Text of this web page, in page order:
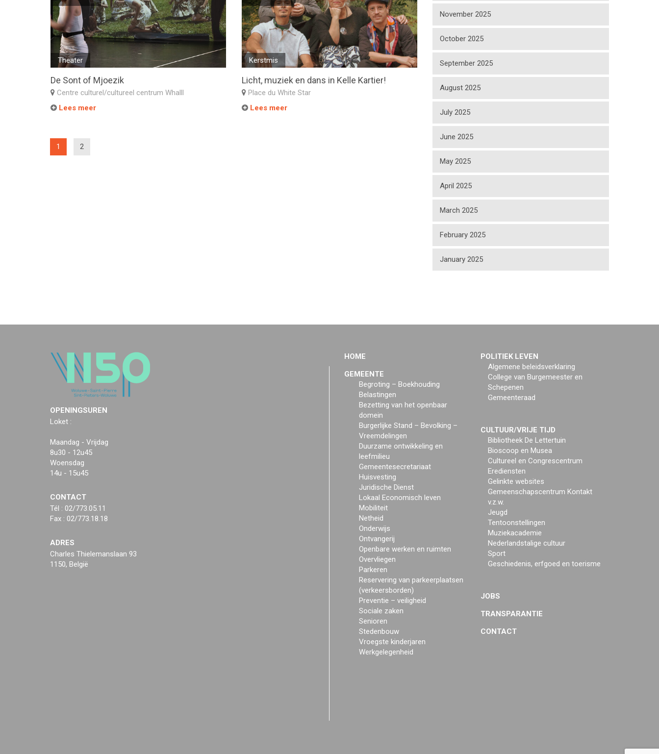
Theater
De Sont of Mjoezik
Centre culturel/cultureel centrum Whalll
Lees meer
Kerstmis
Licht, muziek en dans in Kelle Kartier!
Place du White Star
Lees meer
1 (current)
2
November 2025
October 2025
September 2025
August 2025
July 2025
June 2025
May 2025
April 2025
March 2025
February 2025
January 2025
OPENINGSUREN
Loket :
Maandag - Vrijdag
8u30 - 12u45
Woensdag
14u - 15u45
CONTACT
Tél : 02/773.05.11
Fax : 02/773.18.18
ADRES
Charles Thielemanslaan 93
1150, België
HOME
GEMEENTE
Begroting – Boekhouding
Belastingen
Bezetting van het openbaar
domein
Burgerlijke Stand – Bevolking –
Vreemdelingen
Duurzame ontwikkeling en
leefmilieu
Gemeentesecretariaat
Huisvesting
Juridische Dienst
Lokaal Economisch leven
Mobiliteit
Netheid
Onderwijs
Ontvangerij
Openbare werken en ruimten
Overvliegen
Parkeren
Reservering van parkeerplaatsen
(verkeersborden)
Preventie – veiligheid
Sociale zaken
Senioren
Stedenbouw
Vroegste kinderjaren
Werkgelegenheid
POLITIEK LEVEN
Algemene beleidsverklaring
College van Burgemeester en
Schepenen
Gemeenteraad
CULTUUR/VRIJE TIJD
Bibliotheek De Lettertuin
Bioscoop en Musea
Cultureel en Congrescentrum
Erediensten
Gelinkte websites
Gemeenschapscentrum Kontakt
v.z.w.
Jeugd
Tentoonstellingen
Muziekacademie
Nederlandstalige cultuur
Sport
Geschiedenis, erfgoed en toerisme
JOBS
TRANSPARANTIE
CONTACT